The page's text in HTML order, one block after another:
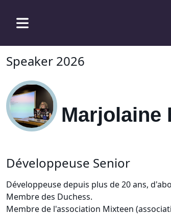
Speaker 2026
Marjolaine
Développeuse Senior
Développeuse depuis plus de 20 ans,
Membre des Duchess.
Membre de l'association Mixteen